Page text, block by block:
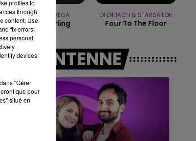
FRERO DELAVEGA
Sweet Darling
OFENBACH & STARSAILOR
Four To The Floor
A L'ANTENNE
profiles to
through
content; Use
fix errors;
personal
devices
"Gérer
que pour
situé en